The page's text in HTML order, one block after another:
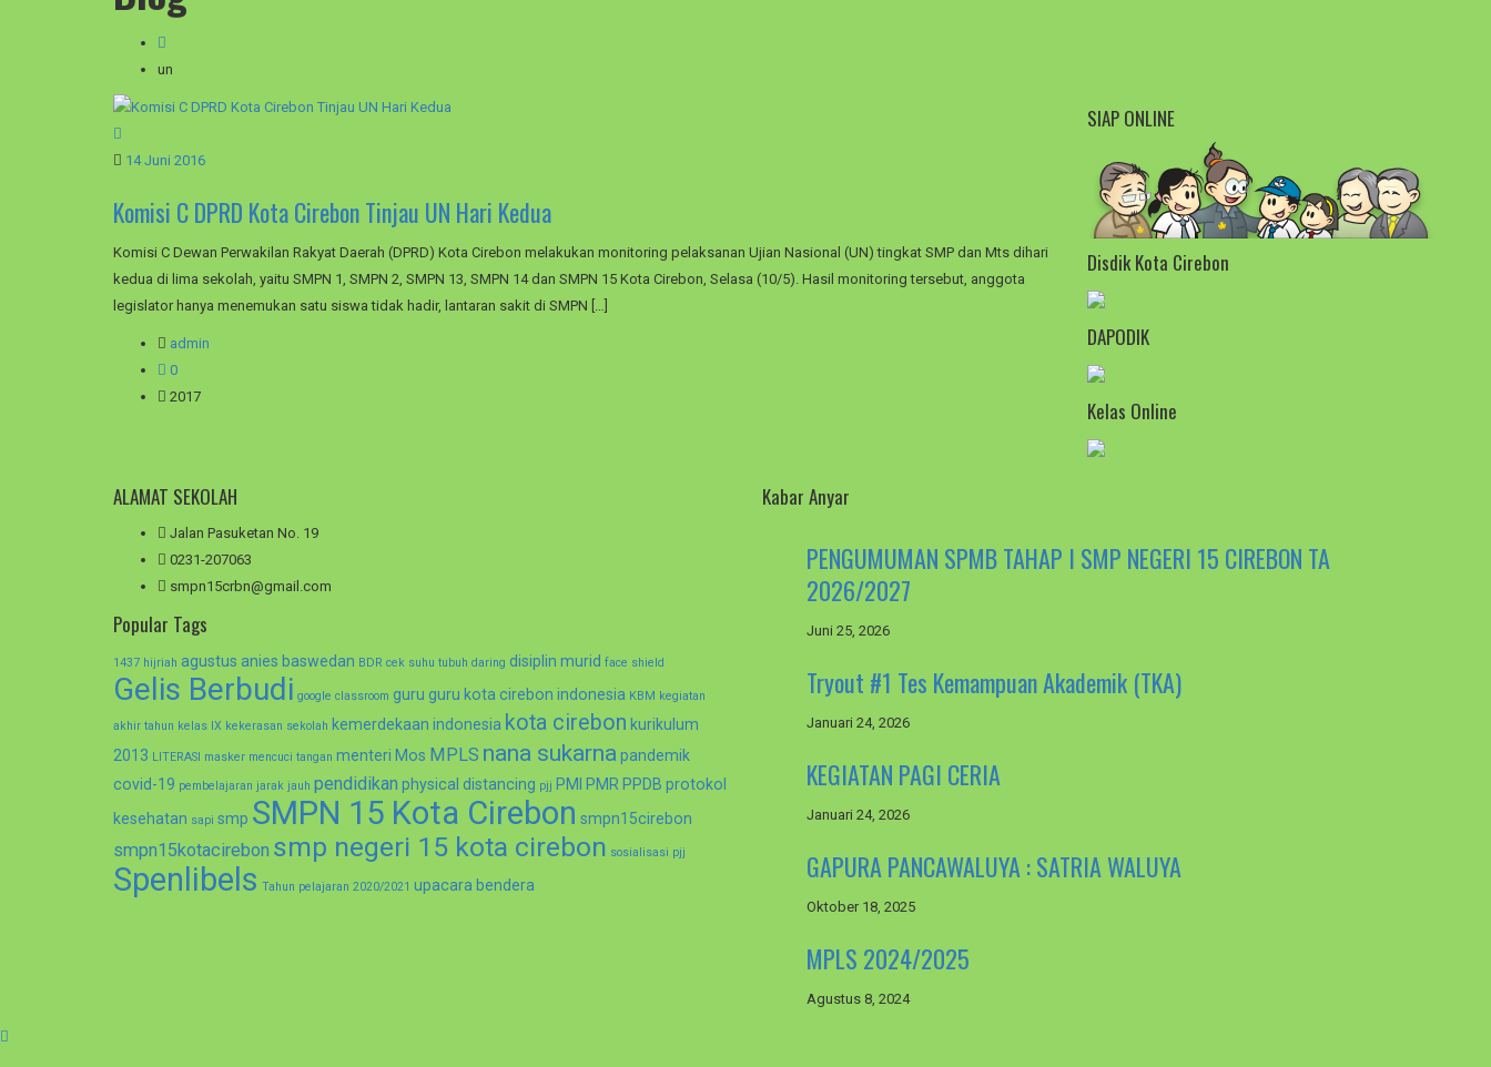
un
14 Juni 2016
Komisi C DPRD Kota Cirebon Tinjau UN Hari Kedua
Komisi C Dewan Perwakilan Rakyat Daerah (DPRD) Kota Cirebon melakukan monitoring pelaksanan Ujian Nasional (UN) tingkat SMP dan Mts dihari
kedua di lima sekolah, yaitu SMPN 1, SMPN 2, SMPN 13, SMPN 14 dan SMPN 15 Kota Cirebon, Selasa (10/5). Hasil monitoring tersebut, anggota
legislator hanya menemukan satu siswa tidak hadir, lantaran sakit di SMPN […]
admin
0
2017
SIAP ONLINE
Disdik Kota Cirebon
DAPODIK
Kelas Online
ALAMAT SEKOLAH
Jalan Pasuketan No. 19
0231-207063
smpn15crbn@gmail.com
Popular Tags
1437 hijriah agustus anies baswedan BDR cek suhu tubuh daring disiplin murid face shield
Gelis Berbudi google classroom guru guru kota cirebon indonesia KBM kegiatan
akhir tahun kelas IX kekerasan sekolah kemerdekaan indonesia kota cirebon kurikulum
2013 LITERASI masker mencuci tangan menteri Mos MPLS nana sukarna pandemik
covid-19 pembelajaran jarak jauh pendidikan physical distancing pjj PMI PMR PPDB protokol
kesehatan sapi smp SMPN 15 Kota Cirebon smpn15cirebon
smpn15kotacirebon smp negeri 15 kota cirebon sosialisasi pjj
Spenlibels Tahun pelajaran 2020/2021 upacara bendera
Kabar Anyar
PENGUMUMAN SPMB TAHAP I SMP NEGERI 15 CIREBON TA
2026/2027
Juni 25, 2026
Tryout #1 Tes Kemampuan Akademik (TKA)
Januari 24, 2026
KEGIATAN PAGI CERIA
Januari 24, 2026
GAPURA PANCAWALUYA : SATRIA WALUYA
Oktober 18, 2025
MPLS 2024/2025
Agustus 8, 2024